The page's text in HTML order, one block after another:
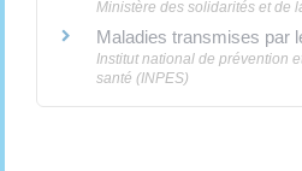
Ministère des solidarités et de
Maladies transmises par
Institut national de prévention
santé (INPES)